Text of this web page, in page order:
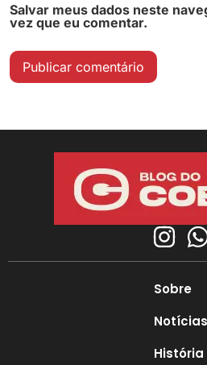
Salvar meus dados neste
vez que eu comentar.
Sobre
Notícias
História